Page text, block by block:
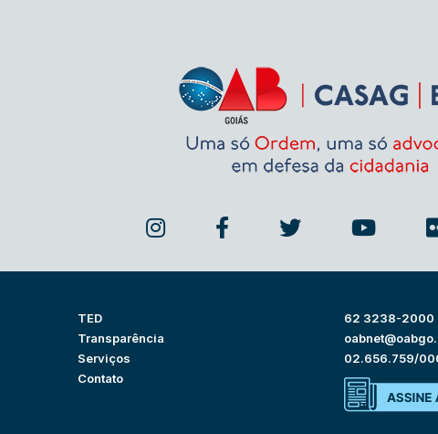
TED
Transparência
Serviços
Contato
62 3238-2000
02.656.759/